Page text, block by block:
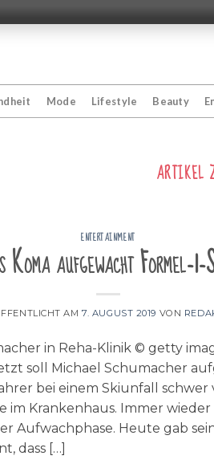
Mode Lifestyle Beauty
ARTIKEL
ENTERTAINMENT
Koma aufgewacht
AM7. AUGUST 2019 VON
in Reha-Klinik © getty
soll Michael Schumacher
bei einem Skiunfall
im Krankenhaus. Immer
Aufwachphase. Heute gab
dass […]